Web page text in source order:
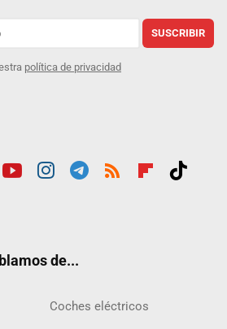
SUSCRIBIR
política de privacidad
de...
Coches eléctricos